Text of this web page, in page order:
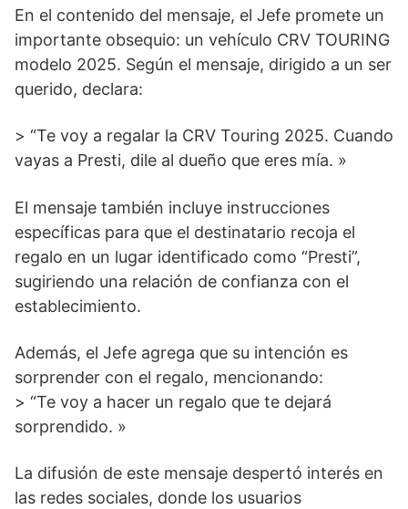
En el contenido del mensaje, el Jefe promete un
importante obsequio: un vehículo CRV TOURING
modelo 2025. Según el mensaje, dirigido a un ser
querido, declara:
> “Te voy a regalar la CRV Touring 2025. Cuando
vayas a Presti, dile al dueño que eres mía. »
El mensaje también incluye instrucciones
específicas para que el destinatario recoja el
regalo en un lugar identificado como “Presti”,
sugiriendo una relación de confianza con el
establecimiento.
Además, el Jefe agrega que su intención es
sorprender con el regalo, mencionando:
> “Te voy a hacer un regalo que te dejará
sorprendido. »
La difusión de este mensaje despertó interés en
las redes sociales, donde los usuarios